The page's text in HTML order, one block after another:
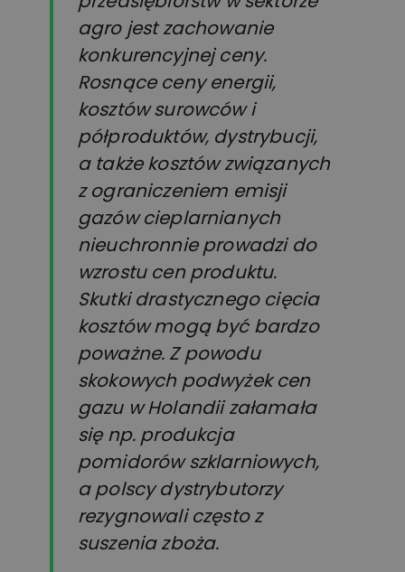
agro jest zachowanie
konkurencyjnej ceny.
Rosnące ceny energii,
kosztów surowców i
półproduktów, dystrybucji,
a także kosztów związanych
z ograniczeniem emisji
gazów cieplarnianych
nieuchronnie prowadzi do
wzrostu cen produktu.
Skutki drastycznego cięcia
kosztów mogą być bardzo
poważne. Z powodu
skokowych podwyżek cen
gazu w Holandii załamała
się np. produkcja
pomidorów szklarniowych,
a polscy dystrybutorzy
rezygnowali często z
suszenia zboża.